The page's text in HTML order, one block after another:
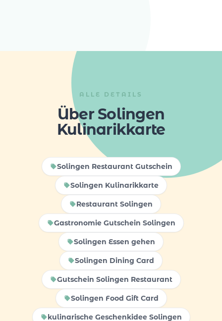
ALLE DETAILS
Über Solingen
Kulinarikkarte
Solingen Restaurant Gutschein
Solingen Kulinarikkarte
Restaurant Solingen
Gastronomie Gutschein Solingen
Solingen Essen gehen
Solingen Dining Card
Gutschein Solingen Restaurant
Solingen Food Gift Card
kulinarische Geschenkidee Solingen